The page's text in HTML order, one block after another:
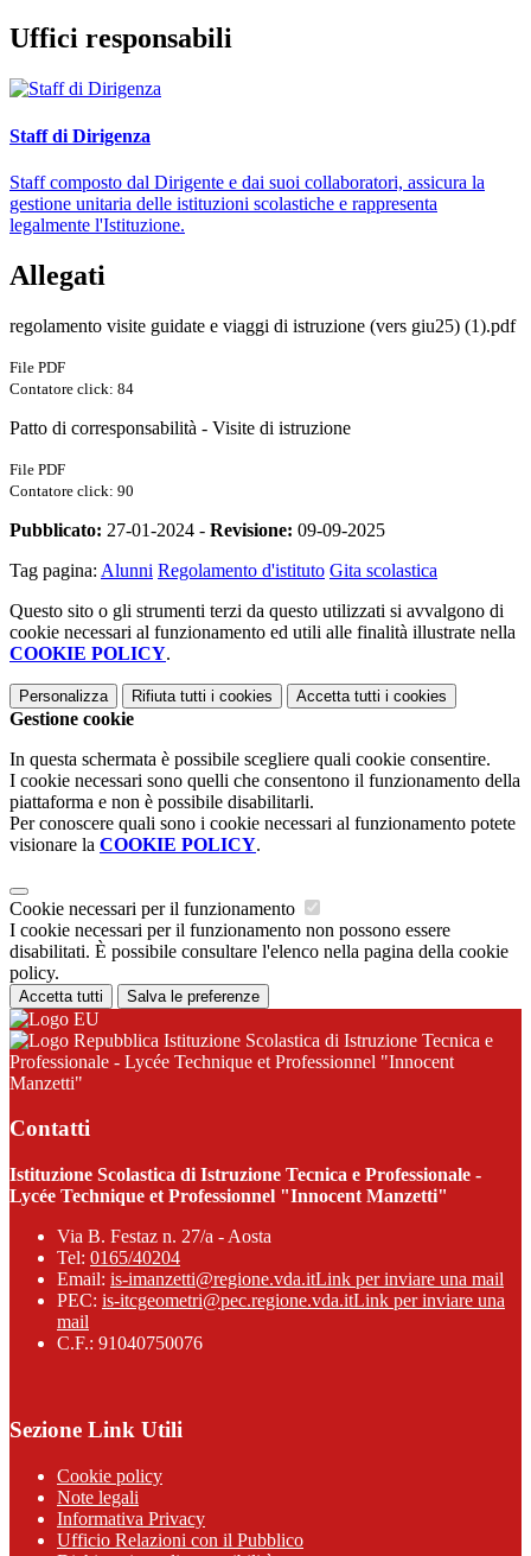
Uffici responsabili
Staff di Dirigenza
Staff composto dal Dirigente e dai suoi collaboratori, assicura la
gestione unitaria delle istituzioni scolastiche e rappresenta
legalmente l'Istituzione.
Allegati
regolamento visite guidate e viaggi di istruzione (vers giu25) (1).pdf
File PDF
Contatore click: 84
Patto di corresponsabilità - Visite di istruzione
File PDF
Contatore click: 90
Pubblicato: 27-01-2024 - Revisione: 09-09-2025
Tag pagina: Alunni Regolamento d'istituto Gita scolastica
Questo sito o gli strumenti terzi da questo utilizzati si avvalgono di
cookie necessari al funzionamento ed utili alle finalità illustrate nella
COOKIE POLICY.
Personalizza Rifiuta tutti i cookies Accetta tutti i cookies
Gestione cookie
In questa schermata è possibile scegliere quali cookie consentire.
I cookie necessari sono quelli che consentono il funzionamento della
piattaforma e non è possibile disabilitarli.
Per conoscere quali sono i cookie necessari al funzionamento potete
visionare la COOKIE POLICY.
Cookie necessari per il funzionamento
I cookie necessari per il funzionamento non possono essere
disabilitati. È possibile consultare l'elenco nella pagina della cookie
policy.
Accetta tutti Salva le preferenze
Istituzione Scolastica di Istruzione Tecnica e
Professionale - Lycée Technique et Professionnel "Innocent
Manzetti"
Contatti
Istituzione Scolastica di Istruzione Tecnica e Professionale -
Lycée Technique et Professionnel "Innocent Manzetti"
Via B. Festaz n. 27/a - Aosta
Tel: 0165/40204
Email: is-imanzetti@regione.vda.itLink per inviare una mail
PEC: is-itcgeometri@pec.regione.vda.itLink per inviare una
mail
C.F.: 91040750076
Sezione Link Utili
Cookie policy
Note legali
Informativa Privacy
Ufficio Relazioni con il Pubblico